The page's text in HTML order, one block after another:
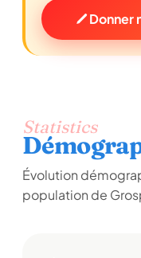
Donner
Statistics
Évolution
population de